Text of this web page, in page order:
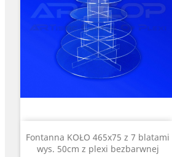
Fontanna KOŁO 465x75 z 7 blatami
wys. 50cm z plexi bezbarwnej